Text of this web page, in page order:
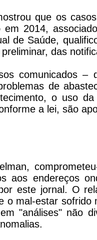
que os
2014,
de Saúde,
das
comunicados –
de
o uso
a lei, são
aos endereços
este jornal. O
o mal-estar
"análises" não